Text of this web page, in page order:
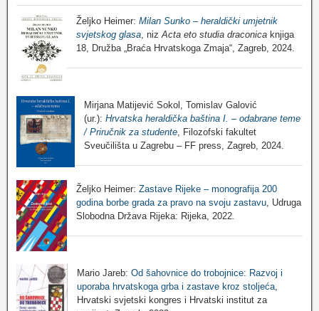
Željko Heimer: Milan Sunko – heraldički umjetnik
svjetskog glasa , niz Acta eto studia draconica knjiga
18, Družba „Braća Hrvatskoga Zmaja“, Zagreb, 2024.
Mirjana Matijević Sokol, Tomislav Galović
(ur.): Hrvatska heraldička baština I. – odabrane teme
/ Priručnik za studente, Filozofski fakultet
Sveučilišta u Zagrebu – FF press, Zagreb, 2024.
Željko Heimer: Zastave Rijeke – monografija 200
godina borbe grada za pravo na svoju zastavu, Udruga
Slobodna Država Rijeka: Rijeka, 2022.
Mario Jareb: Od šahovnice do trobojnice: Razvoj i
uporaba hrvatskoga grba i zastave kroz stoljeća,
Hrvatski svjetski kongres i Hrvatski institut za